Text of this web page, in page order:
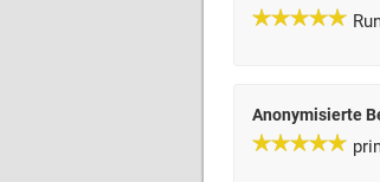
Anonymisierte